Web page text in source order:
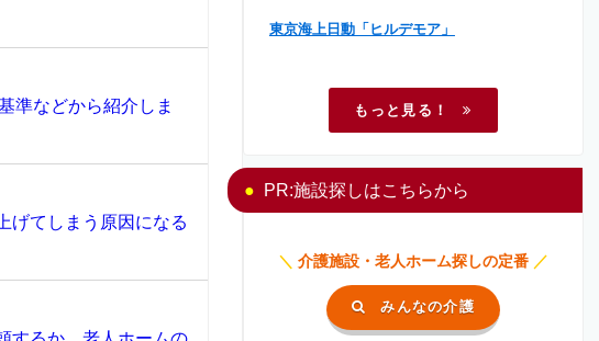
準などから紹介しま
げてしまう原因になる
東京海上日動「ヒルデモア」
もっと見る！
PR:施設探しはこちらから
＼ 介護施設・老人ホーム探しの定番 ／
みんなの介護